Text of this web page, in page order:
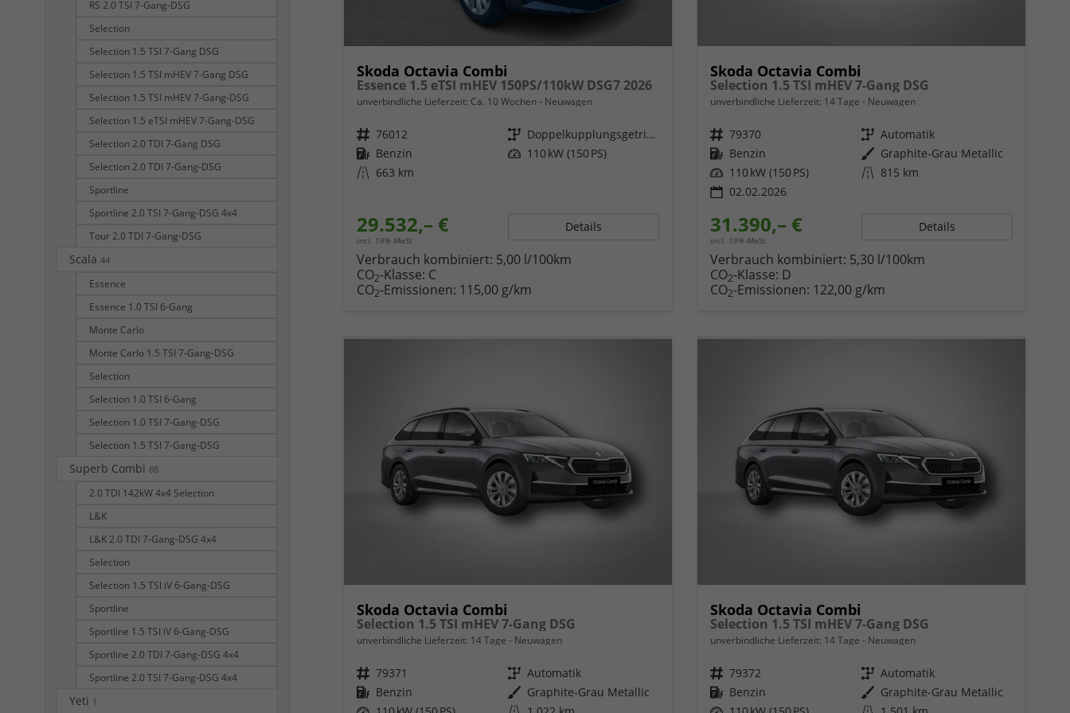
Skoda Octavia Combi
Essence 1.5 eTSI mHEV 150PS/110kW DSG7 2026
unverbindliche Lieferzeit: Ca. 10 Wochen Neuwagen
Fahrzeugnr. 76012 Getriebe
Doppelkupplungsgetriebe (DSG)
Kraftstoff Benzin Leistung 110 kW (150 PS)
Kilometerstand 663 km
29.532,– €
incl. 19% MwSt.
Details
Verbrauch kombiniert: 5,00 l/100km
CO2-Klasse: C
CO2-Emissionen: 115,00 g/km
Skoda Octavia Combi
Selection 1.5 TSI mHEV 7-Gang DSG
unverbindliche Lieferzeit: 14 Tage Neuwagen
Fahrzeugnr. 79370 Getriebe Automatik
Kraftstoff Benzin Außenfarbe Graphite-Grau Metallic
Leistung 110 kW (150 PS) Kilometerstand 815 km
02.02.2026
31.390,– €
incl. 19% MwSt.
Details
Verbrauch kombiniert: 5,30 l/100km
CO2-Klasse: D
CO2-Emissionen: 122,00 g/km
Skoda Octavia Combi
Selection 1.5 TSI mHEV 7-Gang DSG
unverbindliche Lieferzeit: 14 Tage Neuwagen
Fahrzeugnr. 79371 Getriebe Automatik
Kraftstoff Benzin Außenfarbe Graphite-Grau Metallic
Skoda Octavia Combi
Selection 1.5 TSI mHEV 7-Gang DSG
unverbindliche Lieferzeit: 14 Tage Neuwagen
Fahrzeugnr. 79372 Getriebe Automatik
Kraftstoff Benzin Außenfarbe Graphite-Grau Metallic
RS 2.0 TSI 7-Gang-DSG
Selection
Selection 1.5 TSI 7-Gang DSG
Selection 1.5 TSI mHEV 7-Gang DSG
Selection 1.5 TSI mHEV 7-Gang-DSG
Selection 1.5 eTSI mHEV 7-Gang-DSG
Selection 2.0 TDI 7-Gang DSG
Selection 2.0 TDI 7-Gang-DSG
Sportline
Sportline 2.0 TSI 7-Gang-DSG 4x4
Tour 2.0 TDI 7-Gang-DSG
Scala 44
Essence
Essence 1.0 TSI 6-Gang
Monte Carlo
Monte Carlo 1.5 TSI 7-Gang-DSG
Selection
Selection 1.0 TSI 6-Gang
Selection 1.0 TSI 7-Gang-DSG
Selection 1.5 TSI 7-Gang-DSG
Superb Combi 88
2.0 TDI 142kW 4x4 Selection
L&K
L&K 2.0 TDI 7-Gang-DSG 4x4
Selection
Selection 1.5 TSI iV 6-Gang-DSG
Sportline
Sportline 1.5 TSI iV 6-Gang-DSG
Sportline 2.0 TDI 7-Gang-DSG 4x4
Sportline 2.0 TSI 7-Gang-DSG 4x4
Yeti 1